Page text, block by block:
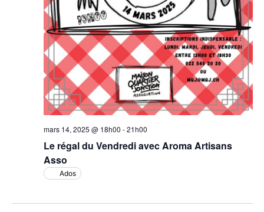
Le régal du Vendredi avec Aroma Artisans
Asso
mars 14, 2025 @ 18h00 -21h00
Ados